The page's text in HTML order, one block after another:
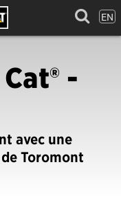
EN
-
avec une
Toromont